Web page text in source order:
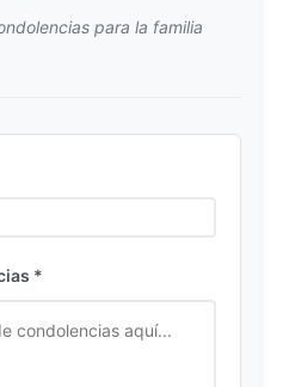
para la familia
*